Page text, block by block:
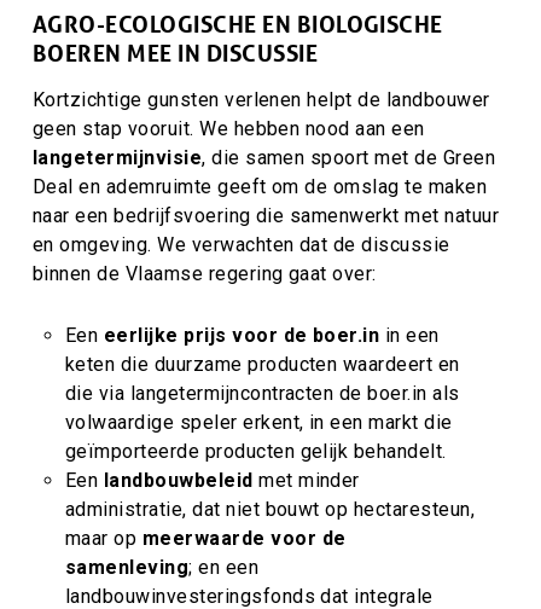
AGRO-ECOLOGISCHE EN BIOLOGISCHE
BOEREN MEE IN DISCUSSIE
Kortzichtige gunsten verlenen helpt de landbouwer
geen stap vooruit. We hebben nood aan een
langetermijnvisie, die samen spoort met de Green
Deal en ademruimte geeft om de omslag te maken
naar een bedrijfsvoering die samenwerkt met natuur
en omgeving. We verwachten dat de discussie
binnen de Vlaamse regering gaat over:
Een eerlijke prijs voor de boer.in in een
keten die duurzame producten waardeert en
die via langetermijncontracten de boer.in als
volwaardige speler erkent, in een markt die
geïmporteerde producten gelijk behandelt.
Een landbouwbeleid met minder
administratie, dat niet bouwt op hectaresteun,
maar op meerwaarde voor de
samenleving; en een
landbouwinvesteringsfonds dat integrale